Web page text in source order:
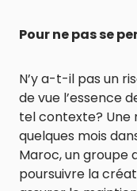
Pour ne pas se
N’y a-t-il pas un
de vue l’essence
tel contexte? Une
quelques mois
Maroc, un groupe
poursuivre la